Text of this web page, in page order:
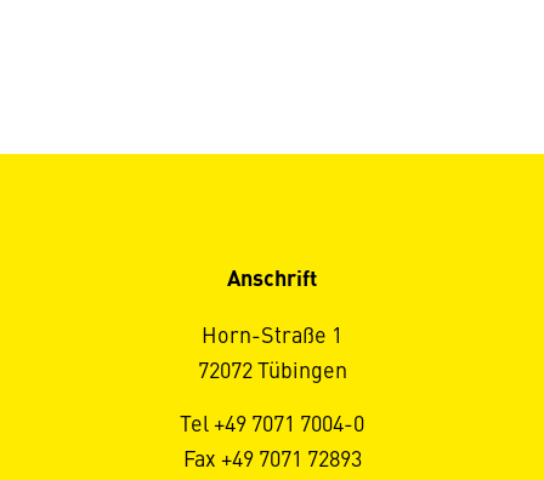
Anschrift
Horn-Straße 1
72072 Tübingen
Tel +49 7071 7004-0
Fax +49 7071 72893